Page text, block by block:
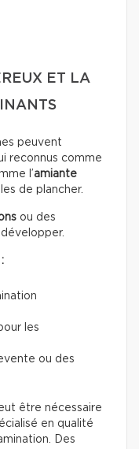
ET LA
peuvent
reconnus comme
l’amiante
de plancher.
ou des
les
ou des
être nécessaire
en qualité
Des